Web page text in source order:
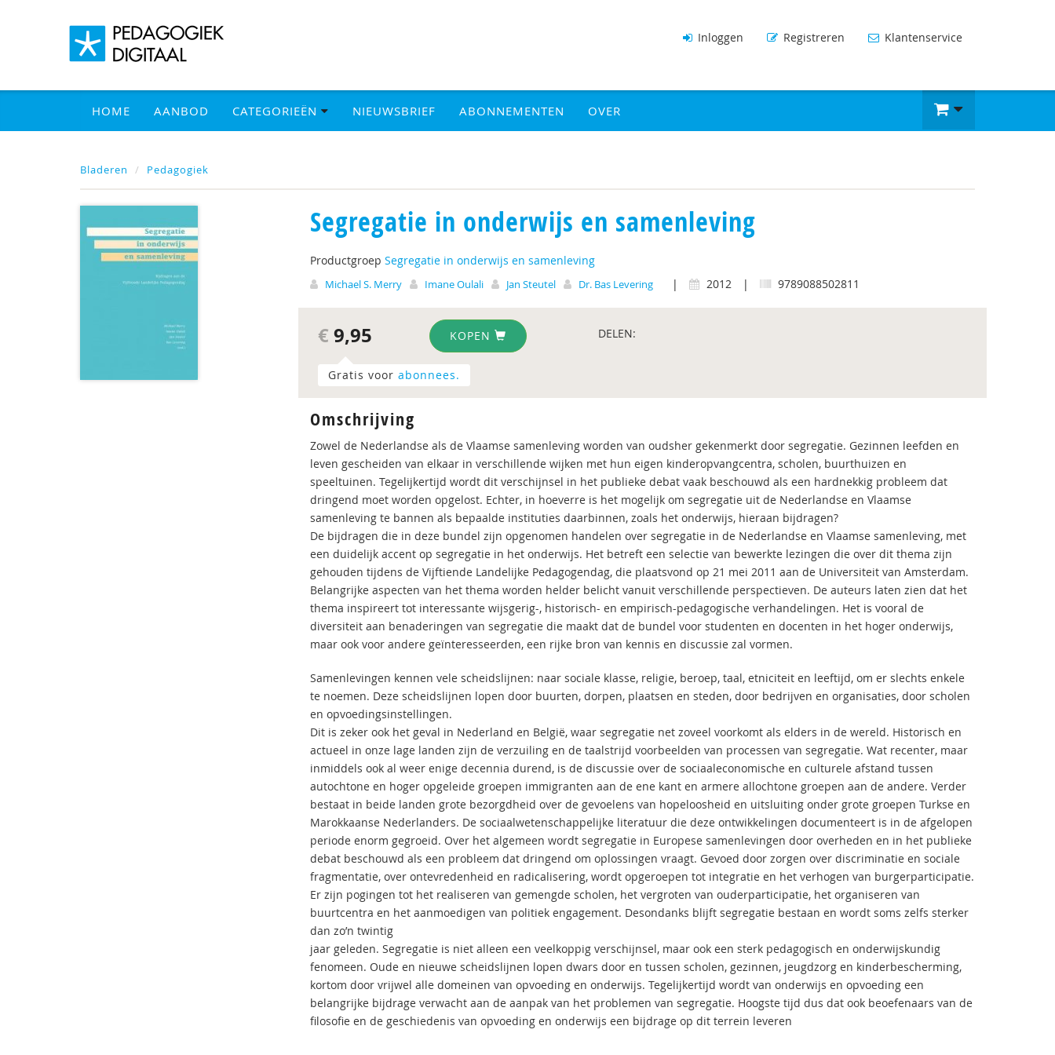
Inloggen Registreren Klantenservice
HOME AANBOD CATEGORIEËN NIEUWSBRIEF ABONNEMENTEN OVER
Bladeren Pedagogiek
Segregatie in onderwijs en samenleving
Productgroep Segregatie in onderwijs en samenleving
Michael S. Merry Imane Oulali Jan Steutel Dr. Bas Levering | 2012 | 9789088502811
€ 9,95 KOPEN DELEN:
Gratis voor abonnees.
Omschrijving
Zowel de Nederlandse als de Vlaamse samenleving worden van oudsher gekenmerkt door segregatie. Gezinnen leefden en
leven gescheiden van elkaar in verschillende wijken met hun eigen kinderopvangcentra, scholen, buurthuizen en
speeltuinen. Tegelijkertijd wordt dit verschijnsel in het publieke debat vaak beschouwd als een hardnekkig probleem dat
dringend moet worden opgelost. Echter, in hoeverre is het mogelijk om segregatie uit de Nederlandse en Vlaamse
samenleving te bannen als bepaalde instituties daarbinnen, zoals het onderwijs, hieraan bijdragen?
De bijdragen die in deze bundel zijn opgenomen handelen over segregatie in de Nederlandse en Vlaamse samenleving, met
een duidelijk accent op segregatie in het onderwijs. Het betreft een selectie van bewerkte lezingen die over dit thema zijn
gehouden tijdens de Vijftiende Landelijke Pedagogendag, die plaatsvond op 21 mei 2011 aan de Universiteit van Amsterdam.
Belangrijke aspecten van het thema worden helder belicht vanuit verschillende perspectieven. De auteurs laten zien dat het
thema inspireert tot interessante wijsgerig-, historisch- en empirisch-pedagogische verhandelingen. Het is vooral de
diversiteit aan benaderingen van segregatie die maakt dat de bundel voor studenten en docenten in het hoger onderwijs,
maar ook voor andere geïnteresseerden, een rijke bron van kennis en discussie zal vormen.
Samenlevingen kennen vele scheidslijnen: naar sociale klasse, religie, beroep, taal, etniciteit en leeftijd, om er slechts enkele
te noemen. Deze scheidslijnen lopen door buurten, dorpen, plaatsen en steden, door bedrijven en organisaties, door scholen
en opvoedingsinstellingen.
Dit is zeker ook het geval in Nederland en België, waar segregatie net zoveel voorkomt als elders in de wereld. Historisch en
actueel in onze lage landen zijn de verzuiling en de taalstrijd voorbeelden van processen van segregatie. Wat recenter, maar
inmiddels ook al weer enige decennia durend, is de discussie over de sociaaleconomische en culturele afstand tussen
autochtone en hoger opgeleide groepen immigranten aan de ene kant en armere allochtone groepen aan de andere. Verder
bestaat in beide landen grote bezorgdheid over de gevoelens van hopeloosheid en uitsluiting onder grote groepen Turkse en
Marokkaanse Nederlanders. De sociaalwetenschappelijke literatuur die deze ontwikkelingen documenteert is in de afgelopen
periode enorm gegroeid. Over het algemeen wordt segregatie in Europese samenlevingen door overheden en in het publieke
debat beschouwd als een probleem dat dringend om oplossingen vraagt. Gevoed door zorgen over discriminatie en sociale
fragmentatie, over ontevredenheid en radicalisering, wordt opgeroepen tot integratie en het verhogen van burgerparticipatie.
Er zijn pogingen tot het realiseren van gemengde scholen, het vergroten van ouderparticipatie, het organiseren van
buurtcentra en het aanmoedigen van politiek engagement. Desondanks blijft segregatie bestaan en wordt soms zelfs sterker
dan zo’n twintig
jaar geleden. Segregatie is niet alleen een veelkoppig verschijnsel, maar ook een sterk pedagogisch en onderwijskundig
fenomeen. Oude en nieuwe scheidslijnen lopen dwars door en tussen scholen, gezinnen, jeugdzorg en kinderbescherming,
kortom door vrijwel alle domeinen van opvoeding en onderwijs. Tegelijkertijd wordt van onderwijs en opvoeding een
belangrijke bijdrage verwacht aan de aanpak van het problemen van segregatie. Hoogste tijd dus dat ook beoefenaars van de
filosofie en de geschiedenis van opvoeding en onderwijs een bijdrage op dit terrein leveren